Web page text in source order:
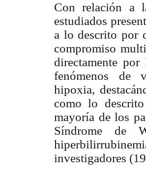
Con relación a
estudiados
a lo descrito por
compromiso
directamente
fenómenos de
hipoxia,
como lo
mayoría de los
Síndrome de
investigadores